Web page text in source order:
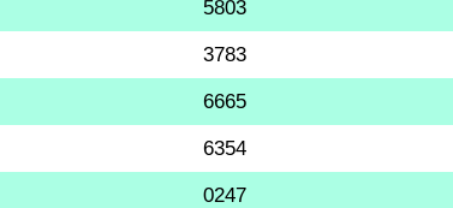
5803
3783
6665
6354
0247